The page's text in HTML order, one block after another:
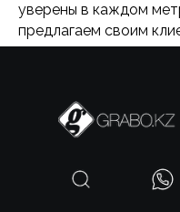
уверены в каждом
предлагаем своим